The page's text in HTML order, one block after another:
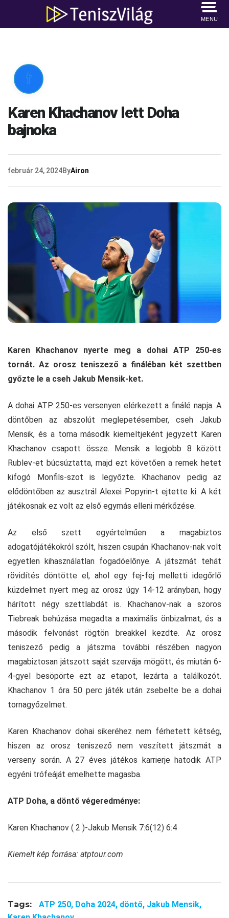
MENU

Karen Khachanov lett Doha
bajnoka
február 24, 2024ByAiron
Karen Khachanov nyerte meg a dohai ATP 250-es
tornát. Az orosz teniszező a fináléban két szettben
győzte le a cseh Jakub Mensik-ket.
A dohai ATP 250-es versenyen elérkezett a finálé napja. A
döntőben az abszolút meglepetésember, cseh Jakub
Mensik, és a torna második kiemeltjeként jegyzett Karen
Khachanov csapott össze. Mensik a legjobb 8 között
Rublev-et búcsúztatta, majd ezt követően a remek hetet
kifogó Monfils-szot is legyőzte. Khachanov pedig az
elődöntőben az ausztrál Alexei Popyrin-t ejtette ki. A két
játékosnak ez volt az első egymás elleni mérkőzése.
Az első szett egyértelműen a magabiztos
adogatójátékokról szólt, hiszen csupán Khachanov-nak volt
egyetlen kihasználatlan fogadóelőnye. A játszmát tehát
rövidítés döntötte el, ahol egy fej-fej melletti idegőrlő
küzdelmet nyert meg az orosz úgy 14-12 arányban, hogy
hárított négy szettlabdát is. Khachanov-nak a szoros
Tiebreak behúzása megadta a maximális önbizalmat, és a
második felvonást rögtön breakkel kezdte. Az orosz
teniszező pedig a játszma további részében nagyon
magabiztosan játszott saját szervája mögött, és miután 6-
4-gyel besöpörte ezt az etapot, lezárta a találkozót.
Khachanov 1 óra 50 perc játék után zsebelte be a dohai
tornagyőzelmet.
Karen Khachanov dohai sikeréhez nem férhetett kétség,
hiszen az orosz teniszező nem veszített játszmát a
verseny során. A 27 éves játékos karrierje hatodik ATP
egyéni trófeáját emelhette magasba.
ATP Doha, a döntő végeredménye:
Karen Khachanov ( 2 )-Jakub Mensik 7:6(12) 6:4
Kiemelt kép forrása: atptour.com
Tags: ATP 250, Doha 2024, döntő, Jakub Mensik,